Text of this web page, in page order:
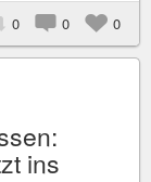
0 0 0
ins